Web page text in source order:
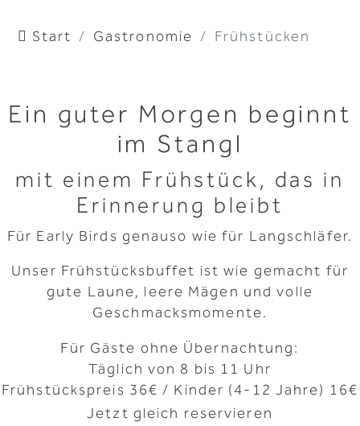
Start Gastronomie Frühstücken
Ein guter Morgen beginnt
im Stangl
mit einem Frühstück, das in
Erinnerung bleibt
Für Early Birds genauso wie für Langschläfer.
Unser Frühstücksbuffet ist wie gemacht für
gute Laune, leere Mägen und volle
Geschmacksmomente.
Für Gäste ohne Übernachtung:
Täglich von 8 bis 11 Uhr
Frühstückspreis 36€ / Kinder (4-12 Jahre) 16€
Jetzt gleich reservieren